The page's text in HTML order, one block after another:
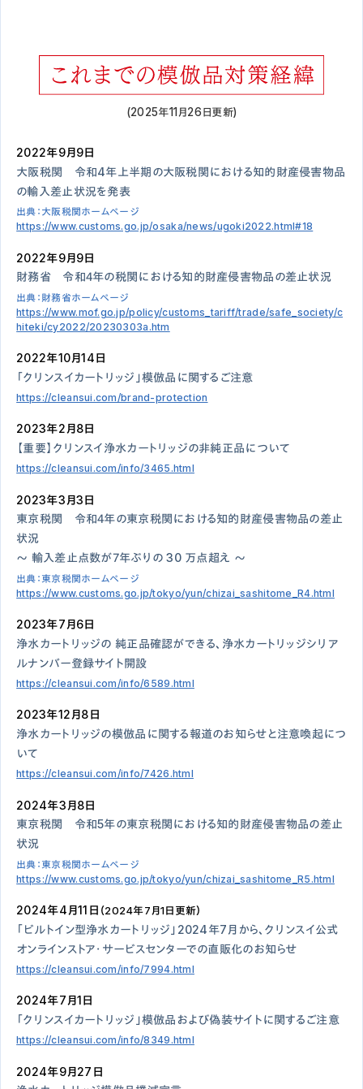
(2025年11月26日更新)
2022年9月9日
大阪税関 令和4年上半期の大阪税関における知的財産侵害物品
の輸入差止状況を発表
出典：大阪税関ホームページ
https://www.customs.go.jp/osaka/news/ugoki2022.html#18
2022年9月9日
財務省 令和４年の税関における知的財産侵害物品の差止状況
出典：財務省ホームページ
https://www.mof.go.jp/policy/customs_tariff/trade/safe_society/c
hiteki/cy2022/20230303a.htm
2022年10月14日
「クリンスイカートリッジ」模倣品に関するご注意
https://cleansui.com/brand-protection
2023年2月8日
【重要】クリンスイ浄水カートリッジの非純正品について
https://cleansui.com/info/3465.html
2023年3月3日
東京税関 令和４年の東京税関における知的財産侵害物品の差止
状況
～ 輸入差止点数が７年ぶりの 30 万点超え ～
出典：東京税関ホームページ
https://www.customs.go.jp/tokyo/yun/chizai_sashitome_R4.html
2023年7月6日
浄水カートリッジの 純正品確認ができる、浄水カートリッジシリア
ルナンバー登録サイト開設
https://cleansui.com/info/6589.html
2023年12月8日
浄水カートリッジの模倣品に関する報道のお知らせと注意喚起につ
いて
https://cleansui.com/info/7426.html
2024年3月8日
東京税関 令和5年の東京税関における知的財産侵害物品の差止
状況
出典：東京税関ホームページ
https://www.customs.go.jp/tokyo/yun/chizai_sashitome_R5.html
2024年4月11日 （2024年7月1日更新）
「ビルトイン型浄水カートリッジ」2024年7月から、クリンスイ公式
オンラインストア・サービスセンターでの直販化のお知らせ
https://cleansui.com/info/7994.html
2024年7月1日
「クリンスイカートリッジ」模倣品および偽装サイトに関するご注意
https://cleansui.com/info/8349.html
2024年9月27日